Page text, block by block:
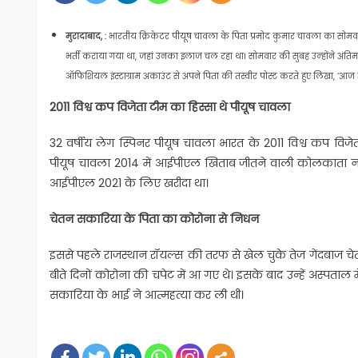
मुरादाबाद, : भारतीय क्रिकेटर पीयूष चावला के पिता प्रमोद कुमार चावला का
भर्ती कराया गया था, जहां उनका इलाज चल रहा था। सोमवार की सुबह उन्‍होंने
ऑफिशि‍यल इंस्टाग्राम अकाउंट से अपने पिता की तस्वीर पोस्ट करते हुए लि‍खा,
2011 विश्व कप विजेता टीम का हिस्सा थे पीयूष चावला
32 वर्षीय लेग स्पिनर पीयूष चावला भारत के 2011 विश्व कप
पीयूष चावला 2014 में आईपीएल खिताब जीतने वाली कोलकाता
आईपीएल 2021 के लिए खरीदा था।
चेतन सकार‍िया के पि‍ता का कोरोना से न‍िधन
इससे पहले राजस्थान रॉयल्स की तरफ से खेल चुके तेज गेंदबाज चेतन
बीते दिनों कोरोना की चपेट में आ गए थे। इसके बाद उन्‍हें अस्पताल
सकारिया के भाई ने आत्महत्या कर ली थी।